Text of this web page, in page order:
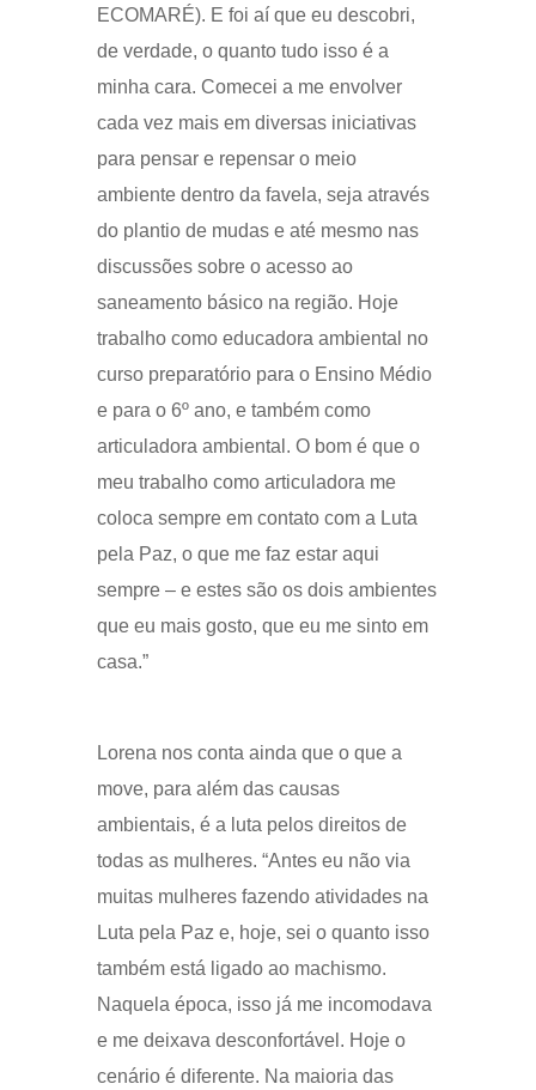
ECOMARÉ). E foi aí que eu descobri,
de verdade, o quanto tudo isso é a
minha cara. Comecei a me envolver
cada vez mais em diversas iniciativas
para pensar e repensar o meio
ambiente dentro da favela, seja através
do plantio de mudas e até mesmo nas
discussões sobre o acesso ao
saneamento básico na região. Hoje
trabalho como educadora ambiental no
curso preparatório para o Ensino Médio
e para o 6º ano, e também como
articuladora ambiental. O bom é que o
meu trabalho como articuladora me
coloca sempre em contato com a Luta
pela Paz, o que me faz estar aqui
sempre – e estes são os dois ambientes
que eu mais gosto, que eu me sinto em
casa.”
Lorena nos conta ainda que o que a
move, para além das causas
ambientais, é a luta pelos direitos de
todas as mulheres. “Antes eu não via
muitas mulheres fazendo atividades na
Luta pela Paz e, hoje, sei o quanto isso
também está ligado ao machismo.
Naquela época, isso já me incomodava
e me deixava desconfortável. Hoje o
cenário é diferente. Na maioria das